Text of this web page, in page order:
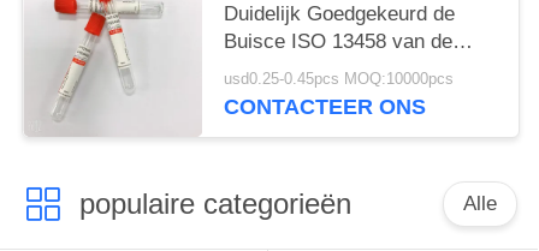
Duidelijk Goedgekeurd de
Buisce ISO 13458 van de
Bloedinzameling
usd0.25-0.45pcs MOQ:10000pcs
CONTACTEER ONS
populaire categorieën Alle